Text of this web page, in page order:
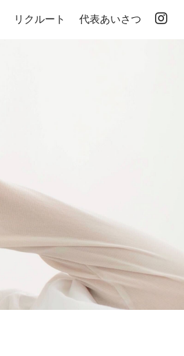
リクルート 代表あいさつ